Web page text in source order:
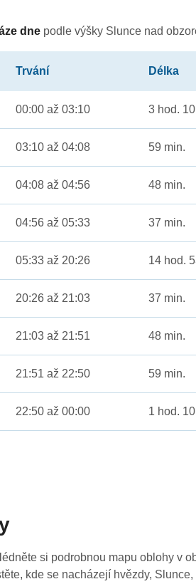
dne podle výšky Slunce nad
Trvání Délka
00:00 až 03:10 3 hod.
03:10 až 04:08 59 min.
04:08 až 04:56 48 min.
04:56 až 05:33 37 min.
05:33 až 20:26 14 hod.
20:26 až 21:03 37 min.
21:03 až 21:51 48 min.
21:51 až 22:50 59 min.
22:50 až 00:00 1 hod.
si podrobnou mapu oblohy v
kde se nacházejí hvězdy,